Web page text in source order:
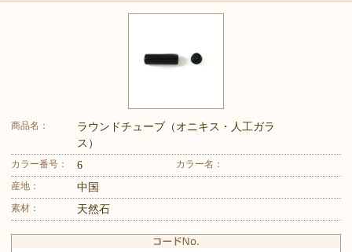
商品名：
ラウンドチューブ（オニキス・人工ガラ
ス）
カラー番号： 6
カラー名：
産地：
中国
素材： 天然石